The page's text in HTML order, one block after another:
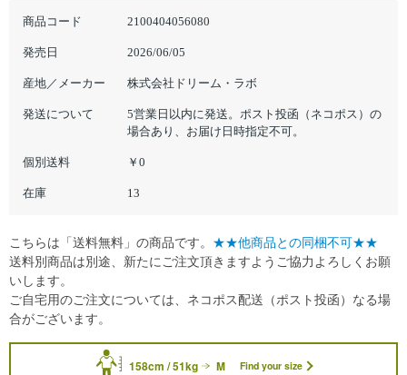
商品コード 2100404056080
発売日 2026/06/05
産地／メーカー 株式会社ドリーム・ラボ
発送について
5営業日以内に発送。ポスト投函（ネコポス）の
場合あり、お届け日時指定不可。
個別送料 ￥0
在庫 13
158cm / 51kg M Find your size
こちらは「送料無料」の商品です。 ★★他商品との同梱不可★★
送料別商品は別途、新たにご注文頂きますようご協力よろしくお願
いします。
ご自宅用のご注文については、ネコポス配送（ポスト投函）なる場
合がございます。